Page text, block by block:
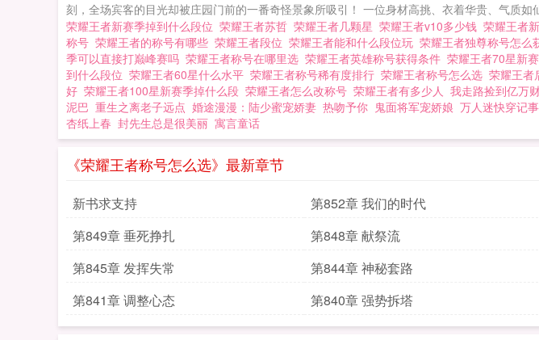
刻，全场宾客的目光却被庄园门前的一番奇怪景象所吸引！ 一位身材高挑、衣着华贵、气质
荣耀王者新赛季掉到什么段位 荣耀王者苏哲 荣耀王者几颗星 荣耀王者v10多少钱 荣耀王者
称号 荣耀王者的称号有哪些 荣耀王者段位 荣耀王者能和什么段位玩 荣耀王者独尊称号怎么
季可以直接打巅峰赛吗 荣耀王者称号在哪里选 荣耀王者英雄称号获得条件 荣耀王者70星新
到什么段位 荣耀王者60星什么水平 荣耀王者称号稀有度排行 荣耀王者称号怎么选 荣耀王者
好 荣耀王者100星新赛季掉什么段 荣耀王者怎么改称号 荣耀王者有多少人 我走路捡到亿万
泥巴 重生之离老子远点 婚途漫漫：陆少蜜宠娇妻 热吻予你 鬼面将军宠娇娘 万人迷快穿记事
杏纸上春 封先生总是很美丽 寓言童话
《荣耀王者称号怎么选》最新章节
新书求支持 第852章 我们的时代
第849章 垂死挣扎
第848章 献祭流
第845章 发挥失常
第844章 神秘套路
第841章 调整心态
第840章 强势拆塔